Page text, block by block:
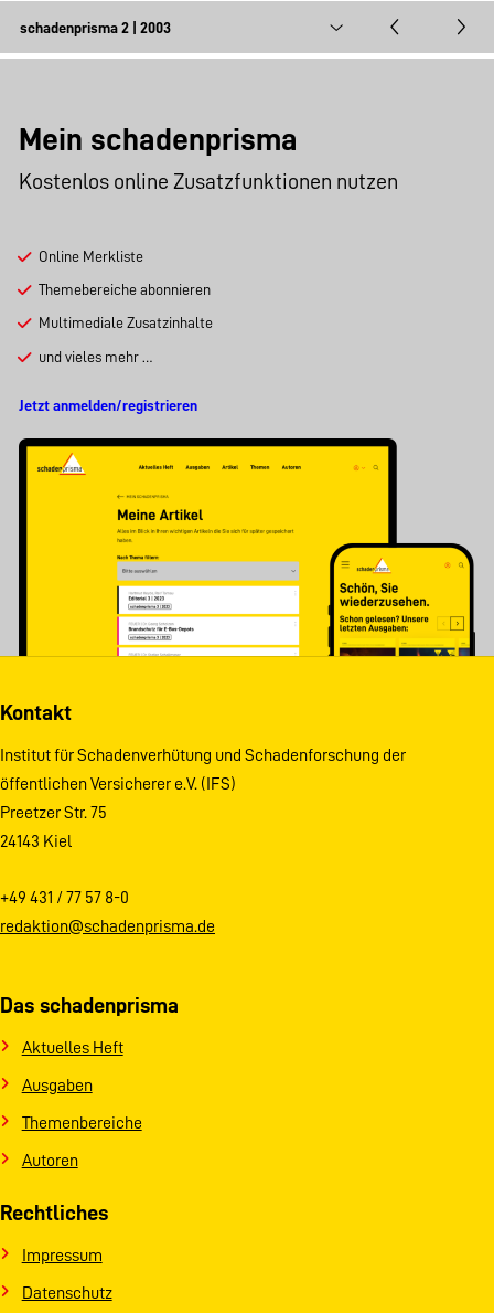
Mein schadenprisma
Kostenlos online Zusatzfunktionen nutzen
Online Merkliste
Themebereiche abonnieren
Multimediale Zusatzinhalte
und vieles mehr …
Jetzt anmelden/registrieren
Kontakt
Institut für Schadenverhütung und Schadenforschung der
öffentlichen Versicherer e.V. (IFS)
Preetzer Str. 75
24143 Kiel
+49 431 / 77 57 8-0
redaktion@schadenprisma.de
Das schadenprisma
Aktuelles Heft
Ausgaben
Themenbereiche
Autoren
Rechtliches
Impressum
Datenschutz